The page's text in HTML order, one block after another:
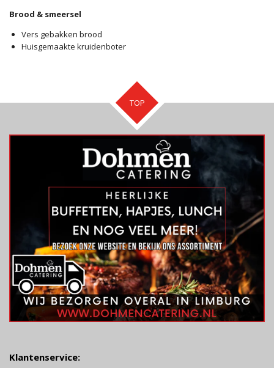
Brood & smeersel
Vers gebakken brood
Huisgemaakte kruidenboter
TOP
Klantenservice: